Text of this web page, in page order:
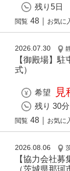
残り5日
閲覧 48 お気に
2026.07.30
【御殿場】
式）
希望 見
残り 30分
閲覧 48 お気に
2026.08.06
【協力会社